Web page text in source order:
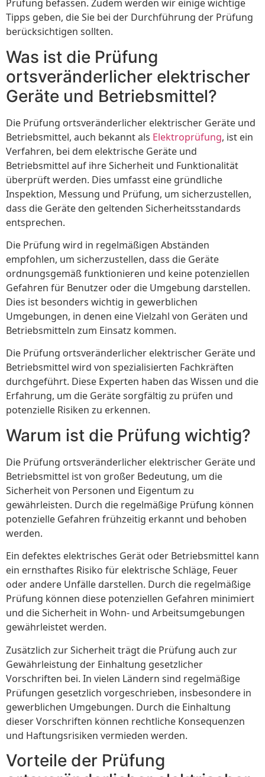
Prüfung befassen. Zudem werden wir einige wichtige
Tipps geben, die Sie bei der Durchführung der Prüfung
berücksichtigen sollten.
Was ist die Prüfung
ortsveränderlicher elektrischer
Geräte und Betriebsmittel?
Die Prüfung ortsveränderlicher elektrischer Geräte und
Betriebsmittel, auch bekannt als Elektroprüfung, ist ein
Verfahren, bei dem elektrische Geräte und
Betriebsmittel auf ihre Sicherheit und Funktionalität
überprüft werden. Dies umfasst eine gründliche
Inspektion, Messung und Prüfung, um sicherzustellen,
dass die Geräte den geltenden Sicherheitsstandards
entsprechen.
Die Prüfung wird in regelmäßigen Abständen
empfohlen, um sicherzustellen, dass die Geräte
ordnungsgemäß funktionieren und keine potenziellen
Gefahren für Benutzer oder die Umgebung darstellen.
Dies ist besonders wichtig in gewerblichen
Umgebungen, in denen eine Vielzahl von Geräten und
Betriebsmitteln zum Einsatz kommen.
Die Prüfung ortsveränderlicher elektrischer Geräte und
Betriebsmittel wird von spezialisierten Fachkräften
durchgeführt. Diese Experten haben das Wissen und die
Erfahrung, um die Geräte sorgfältig zu prüfen und
potenzielle Risiken zu erkennen.
Warum ist die Prüfung wichtig?
Die Prüfung ortsveränderlicher elektrischer Geräte und
Betriebsmittel ist von großer Bedeutung, um die
Sicherheit von Personen und Eigentum zu
gewährleisten. Durch die regelmäßige Prüfung können
potenzielle Gefahren frühzeitig erkannt und behoben
werden.
Ein defektes elektrisches Gerät oder Betriebsmittel kann
ein ernsthaftes Risiko für elektrische Schläge, Feuer
oder andere Unfälle darstellen. Durch die regelmäßige
Prüfung können diese potenziellen Gefahren minimiert
und die Sicherheit in Wohn- und Arbeitsumgebungen
gewährleistet werden.
Zusätzlich zur Sicherheit trägt die Prüfung auch zur
Gewährleistung der Einhaltung gesetzlicher
Vorschriften bei. In vielen Ländern sind regelmäßige
Prüfungen gesetzlich vorgeschrieben, insbesondere in
gewerblichen Umgebungen. Durch die Einhaltung
dieser Vorschriften können rechtliche Konsequenzen
und Haftungsrisiken vermieden werden.
Vorteile der Prüfung